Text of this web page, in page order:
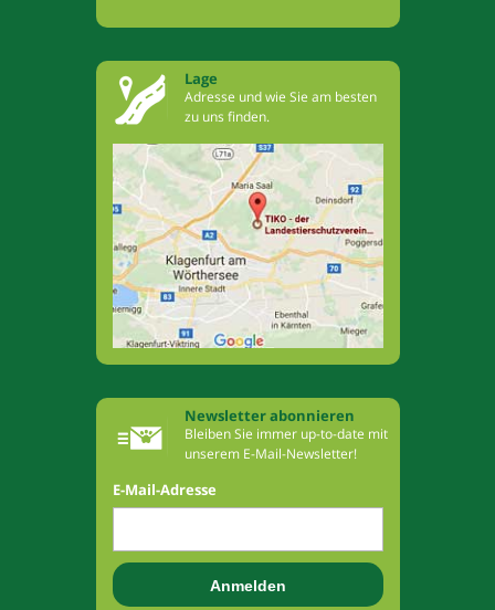
Lage
Adresse und wie Sie am besten
zu uns finden.
Newsletter abonnieren
Bleiben Sie immer up-to-date mit
unserem E-Mail-Newsletter!
E-Mail-Adresse